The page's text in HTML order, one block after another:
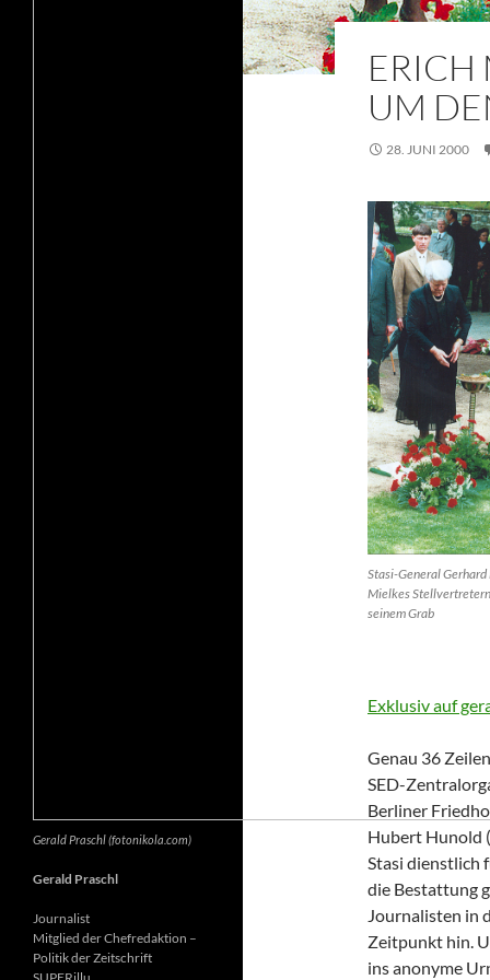
ERICH
UM
28. JUNI 2000
Stasi-General
Mielkes
seinem Grab
Exklusiv auf
Genau 36
SED-
Berliner
Hubert Hunold
Stasi dienstlich
die Bestattung
Journalisten in
Zeitpunkt hin.
ins anonyme
Gerald Praschl (fotonikola.com)
Gerald Praschl
Journalist
Mitglied der Chefredaktion –
Politik der Zeitschrift